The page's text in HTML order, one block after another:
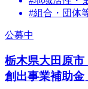
#組合・団体
公募中
栃木県大田原
創出事業補助金